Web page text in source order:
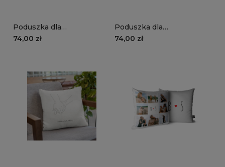
Poduszka dla
zakochanych | serduszka
74,00 zł
Poduszka dla
zakochanych | splecione
74,00 zł